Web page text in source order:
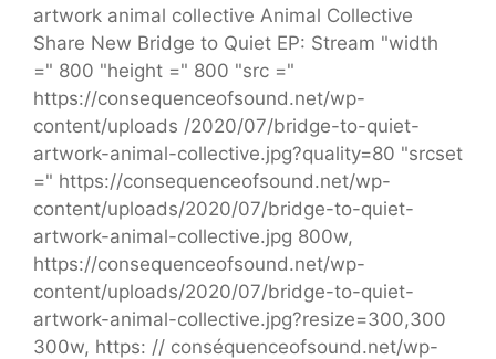
artwork animal collective Animal Collective
Share New Bridge to Quiet EP: Stream "width
=" 800 "height =" 800 "src ="
https://consequenceofsound.net/wp-
content/uploads /2020/07/bridge-to-quiet-
artwork-animal-collective.jpg?quality=80 "srcset
=" https://consequenceofsound.net/wp-
content/uploads/2020/07/bridge-to-quiet-
artwork-animal-collective.jpg 800w,
https://consequenceofsound.net/wp-
content/uploads/2020/07/bridge-to-quiet-
artwork-animal-collective.jpg?resize=300,300
300w, https: // conséquenceofsound.net/wp-